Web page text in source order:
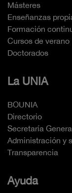
Másteres
Enseñanzas
Formación
Cursos de verano
Doctorados
La UNIA
BOUNIA
Directorio
Secretaría
Administración y
Transparencia
Ayuda